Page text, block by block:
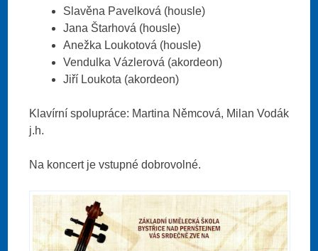
Slavěna Pavelková (housle)
Jana Štarhová (housle)
Anežka Loukotová (housle)
Vendulka Vázlerová (akordeon)
Jiří Loukota (akordeon)
Klavírní spolupráce: Martina Němcová, Milan Vodák
j.h.
Na koncert je vstupné dobrovolné.